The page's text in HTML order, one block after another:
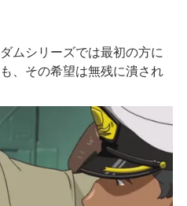
ムシリーズでは最初の方に
、その希望は無残に潰され